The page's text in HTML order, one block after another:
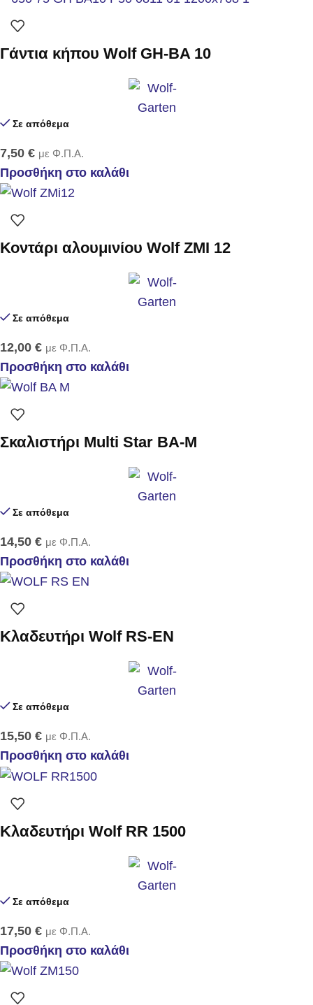
Γάντια κήπου Wolf GH-BA 10
Σε απόθεμα
7,50 € με Φ.Π.Α.
Προσθήκη στο καλάθι
Κοντάρι αλουμινίου Wolf ZMI 12
Σε απόθεμα
12,00 € με Φ.Π.Α.
Προσθήκη στο καλάθι
Σκαλιστήρι Multi Star BA-M
Σε απόθεμα
14,50 € με Φ.Π.Α.
Προσθήκη στο καλάθι
Κλαδευτήρι Wolf RS-EN
Σε απόθεμα
15,50 € με Φ.Π.Α.
Προσθήκη στο καλάθι
Κλαδευτήρι Wolf RR 1500
Σε απόθεμα
17,50 € με Φ.Π.Α.
Προσθήκη στο καλάθι